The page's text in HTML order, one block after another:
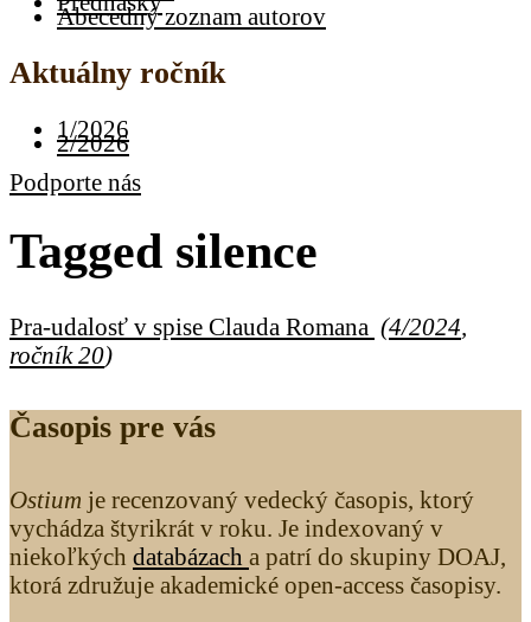
Abecedný zoznam autorov
Aktuálny ročník
1/2026
2/2026
Podporte nás
Tagged silence
Pra-udalosť v spise Clauda Romana (4/2024
ročník 20)
Časopis pre vás
Ostium je recenzovaný vedecký časopis, ktorý
vychádza štyrikrát v roku. Je indexovaný v
niekoľkých databázach a patrí do skupiny DOAJ,
ktorá združuje akademické open-access časopisy.